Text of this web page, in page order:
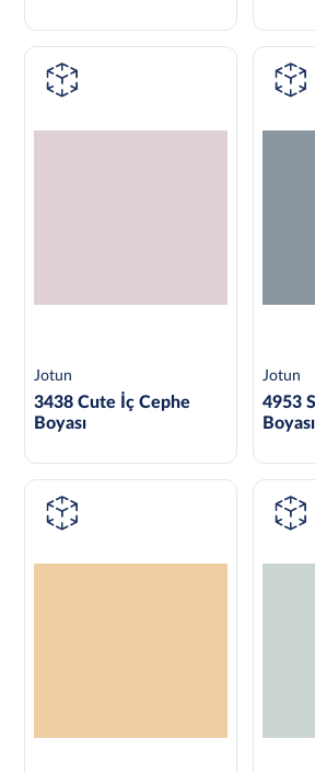
Jotun
3438 Cute İç Cephe
Boyası
Jotun
4953
Boyası